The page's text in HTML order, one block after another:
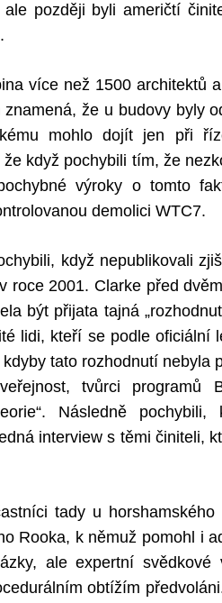
ale později byli američtí
více než 1500 architektů
znamená, že u budovy byly
mohlo dojít jen při
když pochybili tím, že
výroky o tomto
demolici WTC7.
když nepublikovali
roce 2001. Clarke před
být přijata tajná
lidi, kteří se podle oficiální
tato rozhodnutí nebyla
tvůrci
Následně
interview s těmi činiteli,
tady u
Rooka, k němuž pomohl i
ale expertní
obtížím